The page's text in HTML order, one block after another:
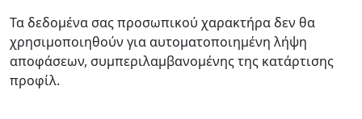
Τα δεδομένα σας προσωπικού χαρακτήρα δεν θα
χρησιμοποιηθούν για αυτοματοποιημένη λήψη
αποφάσεων, συμπεριλαμβανομένης της κατάρτισης
προφίλ.